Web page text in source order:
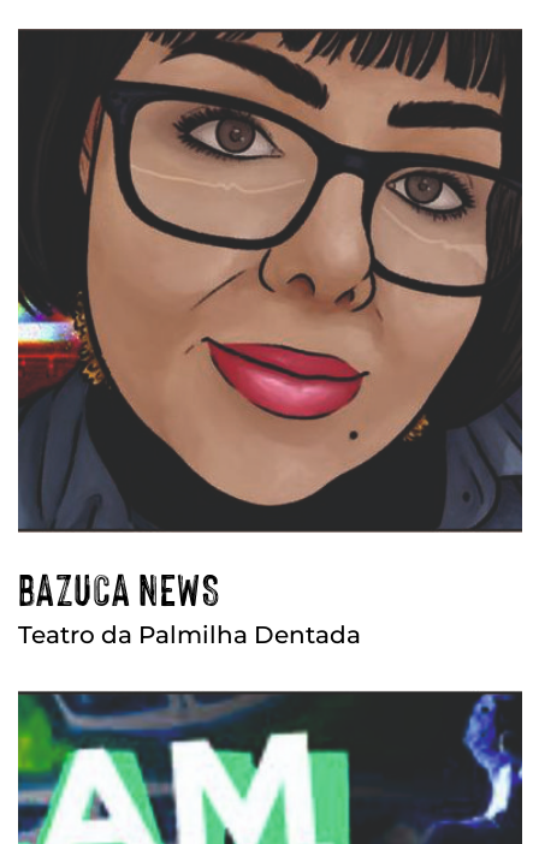
BAZUCA NEWS
Teatro da Palmilha Dentada